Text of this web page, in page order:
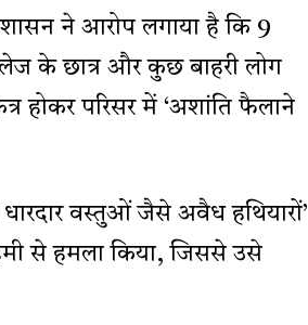
ने आरोप लगाया है कि 9
के छात्र और कुछ बाहरी लोग
होकर परिसर में ‘अशांति फैलाने
वस्तुओं जैसे अवैध हथियारों’
से हमला किया, जिससे उसे